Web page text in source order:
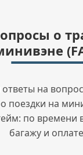
о
на
поездки на
по времени в
багажу и